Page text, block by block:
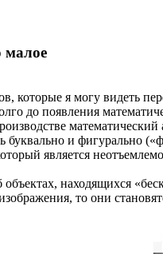
малое
которые я могу видеть
до появления
буквально и фигурально
является
находящихся
то они